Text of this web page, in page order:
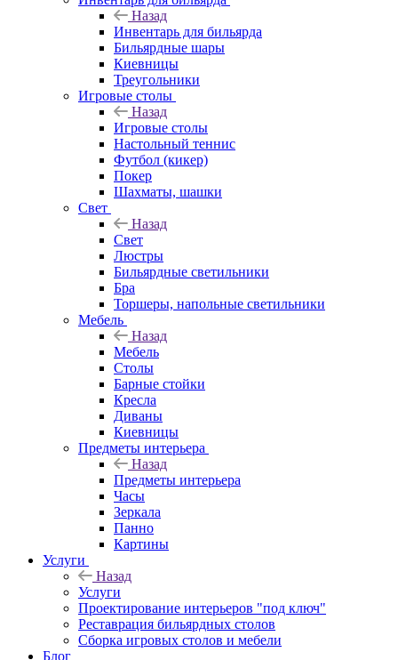
Назад
Инвентарь для бильярда
Бильярдные шары
Киевницы
Треугольники
Игровые столы
Назад
Игровые столы
Настольный теннис
Футбол (кикер)
Покер
Шахматы, шашки
Свет
Назад
Свет
Люстры
Бильярдные светильники
Бра
Торшеры, напольные светильники
Мебель
Назад
Мебель
Столы
Барные стойки
Кресла
Диваны
Киевницы
Предметы интерьера
Назад
Предметы интерьера
Часы
Зеркала
Панно
Картины
Услуги
Назад
Услуги
Проектирование интерьеров "под ключ"
Реставрация бильярдных столов
Сборка игровых столов и мебели
Блог